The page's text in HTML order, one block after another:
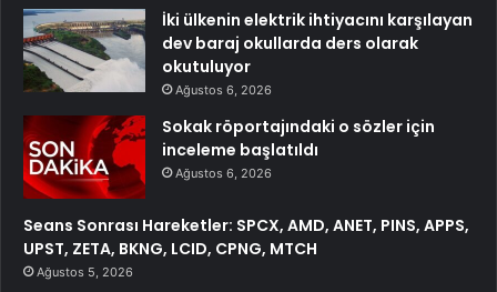
İki ülkenin elektrik ihtiyacını karşılayan
dev baraj okullarda ders olarak
okutuluyor
Ağustos 6, 2026
Sokak röportajındaki o sözler için
inceleme başlatıldı
Ağustos 6, 2026
Seans Sonrası Hareketler: SPCX, AMD, ANET, PINS, APPS,
UPST, ZETA, BKNG, LCID, CPNG, MTCH
Ağustos 5, 2026